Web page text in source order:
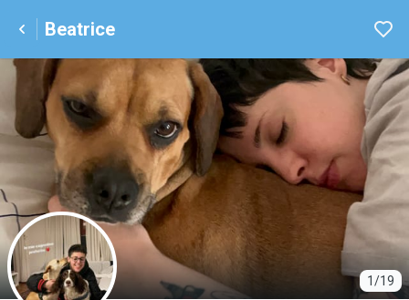
Beatrice
1/19
B